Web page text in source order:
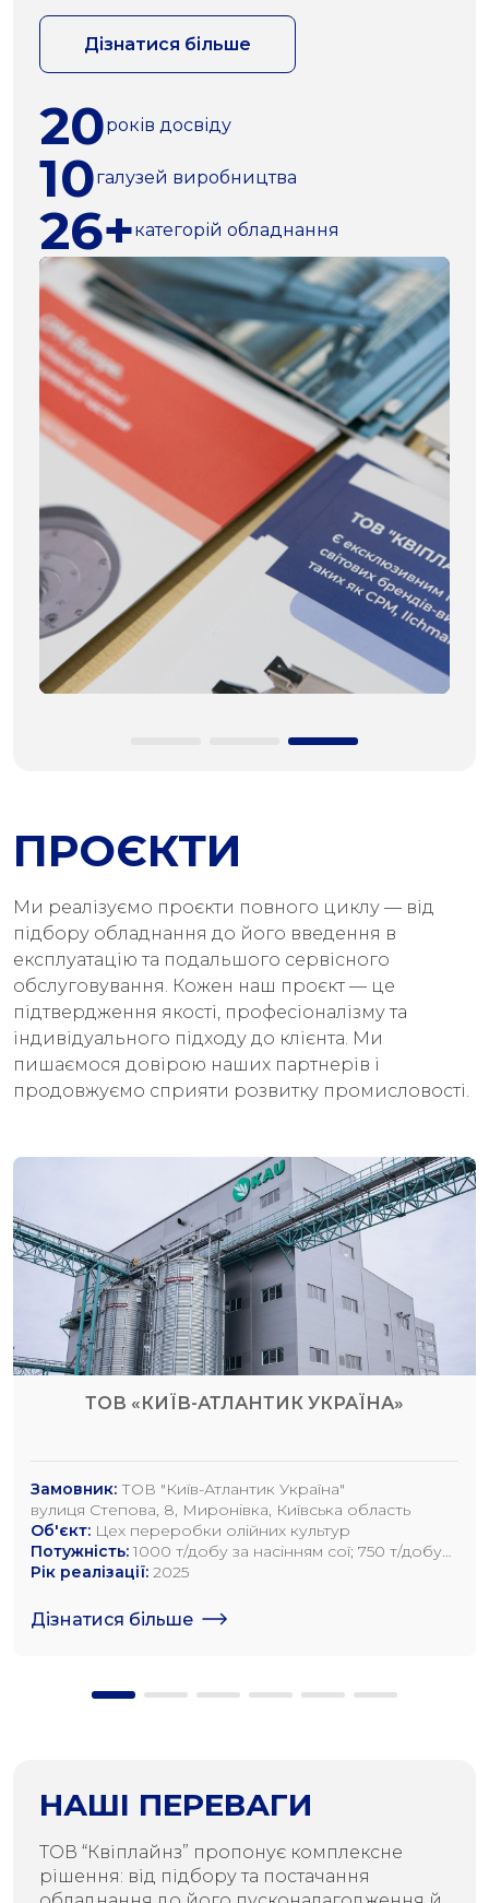
Дізнатися більше
20років досвіду
10галузей виробництва
26+категорій обладнання
ПРОЄКТИ
Ми реалізуємо проєкти повного циклу — від
підбору обладнання до його введення в
експлуатацію та подальшого сервісного
обслуговування. Кожен наш проєкт — це
підтвердження якості, професіоналізму та
індивідуального підходу до клієнта. Ми
пишаємося довірою наших партнерів і
продовжуємо сприяти розвитку промисловості.
ТОВ «КИЇВ-АТЛАНТИК УКРАЇНА»
Замовник: ТОВ "Київ-Атлантик Україна"
вулиця Степова, 8, Миронівка, Київська область
Об'єкт: Цех переробки олійних культур
Потужність: 1000 т/добу за насінням сої; 750 т/добу
за насінням ріпаку; 1200 т/добу по насінню
Рік реалізації: 2025
Дізнатися більше
НАШІ ПЕРЕВАГИ
ТОВ “Квіплайнз” пропонує комплексне
рішення: від підбору та постачання